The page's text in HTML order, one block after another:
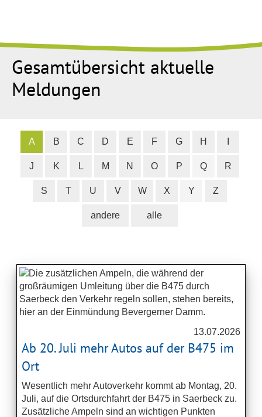
Gesamtübersicht aktuelle
Meldungen
alle
A B C D E F G H
J K L M N O P Q R
S T U V W X Y Z
andere
Ab 20. Juli mehr Autos auf der B475 im
Ort
13.07.2026
Wesentlich mehr Autoverkehr kommt ab Montag, 20.
Juli, auf die Ortsdurchfahrt der B475 in Saerbeck zu.
Zusätzliche Ampeln sind an wichtigen Punkten